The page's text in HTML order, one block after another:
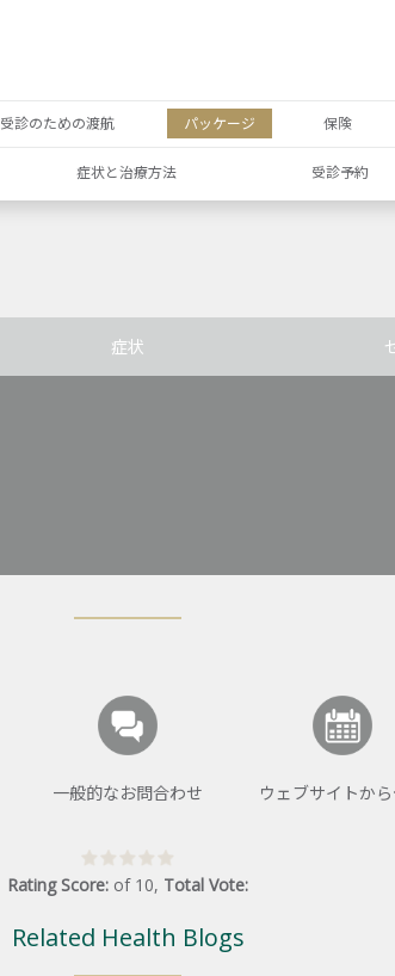
受診のための渡航 パッケージ 保険
症状と治療方法 受診予約
症状
一般的なお問合わせ ウェブサイトか
Rating Score: of 10, Total Vote:
Related Health Blogs